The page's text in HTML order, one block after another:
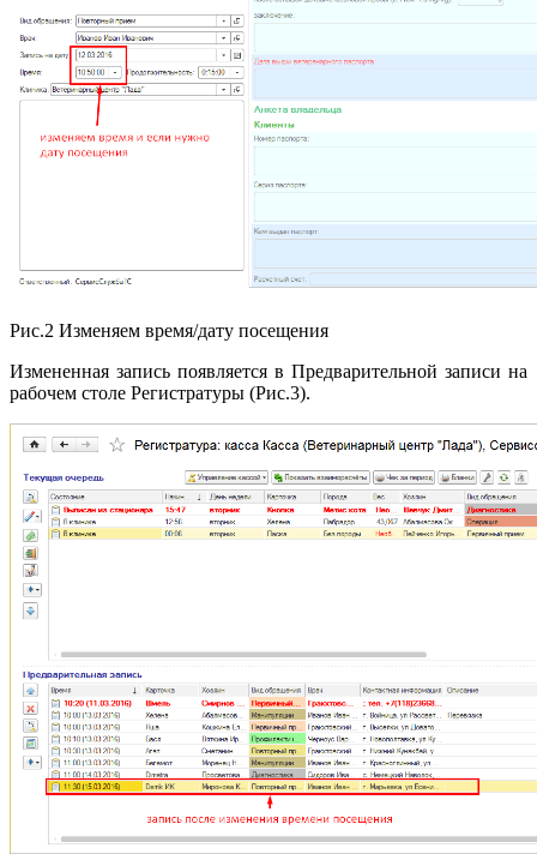
Рис.2 Изменяем время/дату посещения
Измененная запись появляется в Предварительной записи на
рабочем столе Регистратуры (Рис.3).